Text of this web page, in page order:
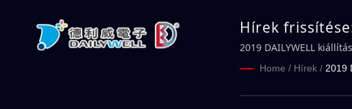
Hírek
DAILYWELL
2019 DAILYWELL
Home / Hírek / 2019